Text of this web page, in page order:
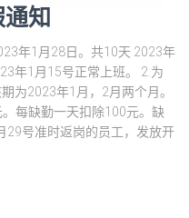
知
年1月28日。共10天 2023年
年1月15号正常上班。 2.为
为2023年1月，2月两个月。
每缺勤一天扣除100元。缺
29号准时返岗的员工，发放开